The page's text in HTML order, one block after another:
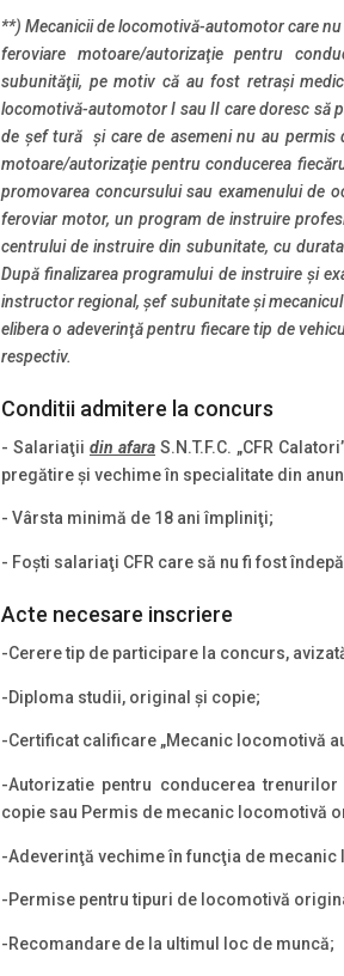
**) Mecanicii de locomotivă-automotor care
feroviare motoare/autorizaţie pentru
subunităţii, pe motiv că au fost retraşi
locomotivă-automotor I sau II care doresc să
de şef tură şi care de asemeni nu au permis
motoare/autorizaţie pentru conducerea
promovarea concursului sau examenului de
feroviar motor, un program de instruire
centrului de instruire din subunitate, cu
După finalizarea programului de instruire şi
instructor regional, şef subunitate şi
elibera o adeverinţă pentru fiecare tip de
respectiv.
Conditii admitere la concurs
- Salariaţii din afara S.N.T.F.C. „CFR
pregătire şi vechime în specialitate din
- Vârsta minimă de 18 ani împliniţi;
- Foşti salariaţi CFR care să nu fi fost
Acte necesare inscriere
-Cerere tip de participare la concurs,
-Diploma studii, original şi copie;
-Certificat calificare „Mecanic locomotivă
-Autorizatie pentru conducerea
copie sau Permis de mecanic locomotivă
-Adeverinţă vechime în funcţia de
-Permise pentru tipuri de locomotivă
-Recomandare de la ultimul loc de muncă;